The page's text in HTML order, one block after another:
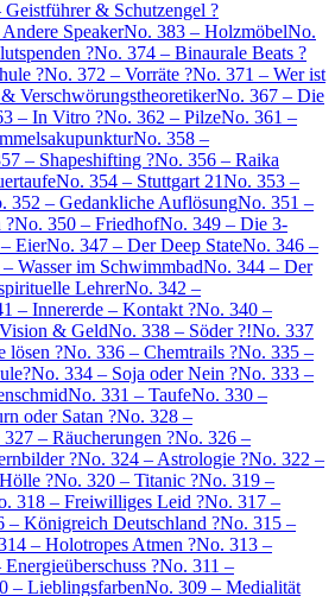
& Schutzengel ?
SpeakerNo. 383 – HolzmöbelNo.
?No. 374 – Binaurale Beats ?
?No. 372 – Vorräte ?No. 371 – Wer ist
VerschwörungstheoretikerNo. 367 – Die
– In Vitro ?No. 362 – PilzeNo. 361 –
No. 358 –
– Shapeshifting ?No. 356 – Raika
No. 354 – Stuttgart 21No. 353 –
352 – Gedankliche AuflösungNo. 351 –
?No. 350 – FriedhofNo. 349 – Die 3-
EierNo. 347 – Der Deep StateNo. 346 –
Wasser im SchwimmbadNo. 344 – Der
LehrerNo. 342 –
– Innererde – Kontakt ?No. 340 –
& GeldNo. 338 – Söder ?!No. 337
lösen ?No. 336 – Chemtrails ?No. 335 –
No. 334 – Soja oder Nein ?No. 333 –
No. 331 – TaufeNo. 330 –
oder Satan ?No. 328 –
– Räucherungen ?No. 326 –
?No. 324 – Astrologie ?No. 322 –
?No. 320 – Titanic ?No. 319 –
318 – Freiwilliges Leid ?No. 317 –
– Königreich Deutschland ?No. 315 –
– Holotropes Atmen ?No. 313 –
?No. 311 –
– LieblingsfarbenNo. 309 – Medialität